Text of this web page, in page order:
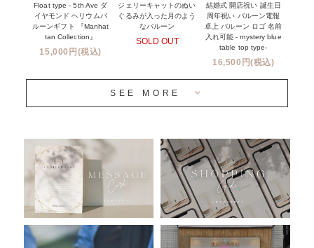
前撮り写真バルーン特集
姉妹店＆関連ショップについて
安心のチャビーバルーン
おすすめ商品
バルーン自動販売機
浮くバルーンオーダーメイド - coming soonn -
卓上バルーンオーダーメイド
Float type - 5th Ave ダ
イヤモンド ヘリウムバ
ルーンギフト 『Manhat
tan Collection』
15,000円(税込)
ジェリーキャットのぬい
ぐるみが入った月のよう
なバルーン
SOLD OUT
結婚式 開店祝い 誕生日
周年祝い バルーン電報
卓上 バルーン ロゴ 名前
入れ可能 - mystery blue
table top type-
16,500円(税込)
SEE MORE